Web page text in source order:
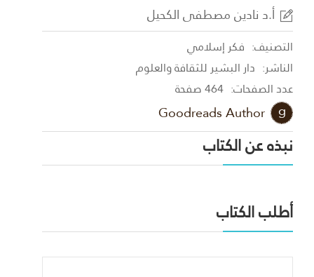
أ.د نادين مصطفى الكحيل
التصنيف: فكر إسلامي
الناشر: دار البشير للثقافة والعلوم
عدد الصفحات: 464 صفحة
Goodreads Author
نبذه عن الكتاب
أطلب الكتاب